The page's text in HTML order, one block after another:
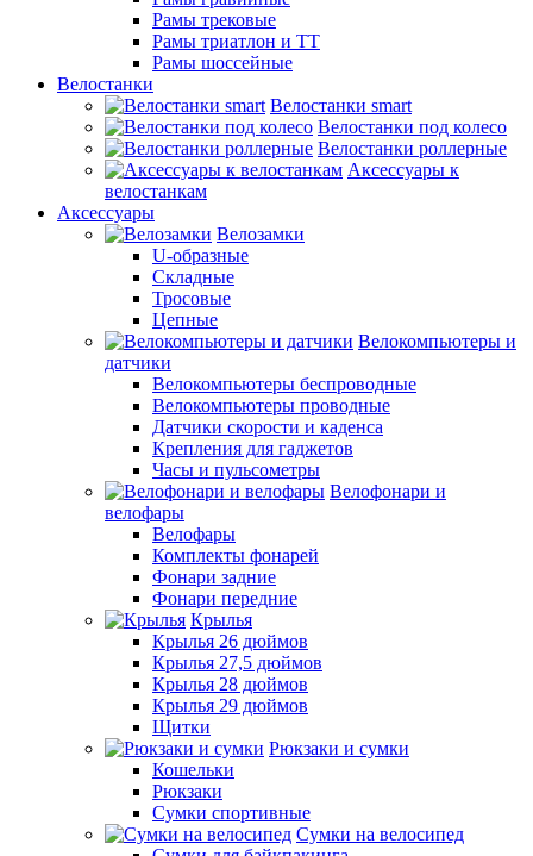
Рамы трековые
Рамы триатлон и ТТ
Рамы шоссейные
Велостанки
Велостанки smart
Велостанки под колесо
Велостанки роллерные
Аксессуары к
велостанкам
Аксессуары
Велозамки
U-образные
Складные
Тросовые
Цепные
Велокомпьютеры и
датчики
Велокомпьютеры беспроводные
Велокомпьютеры проводные
Датчики скорости и каденса
Крепления для гаджетов
Часы и пульсометры
Велофонари и
велофары
Велофары
Комплекты фонарей
Фонари задние
Фонари передние
Крылья
Крылья 26 дюймов
Крылья 27,5 дюймов
Крылья 28 дюймов
Крылья 29 дюймов
Щитки
Рюкзаки и сумки
Кошельки
Рюкзаки
Сумки спортивные
Сумки на велосипед